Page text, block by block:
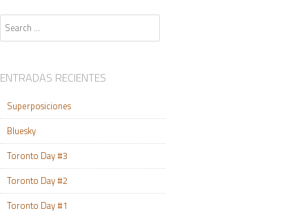
Search
ENTRADAS RECIENTES
Superposiciones
Bluesky
Toronto Day #3
Toronto Day #2
Toronto Day #1